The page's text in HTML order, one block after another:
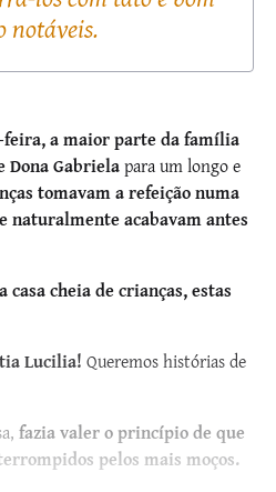
notáveis.
feira, a maior parte da família
Dona Gabrielapara um longo e
tomavam a refeição numa
naturalmente acabavam antes
cheia de crianças, estas
Lucilia! Queremos histórias de
fazia valer o princípio de que
pelos mais moços.